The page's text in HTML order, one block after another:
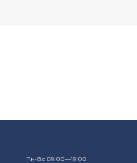
Пн-Вс 09:00—19:00